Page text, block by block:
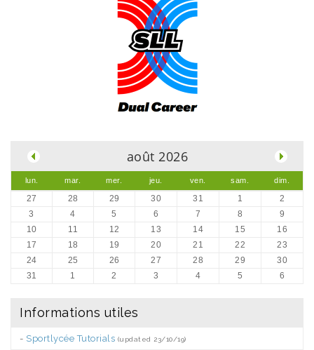
août 2026
lun. mar. mer. jeu. ven. sam. dim.
27 28 29 30 31 1
2
3
4 5 6 7 8
9
10
11 12 13 14 15
16
17
18 19 20 21 22
23
24
25 26 27 28 29
30
31
1 2 3 4 5 6
Informations utiles
- Sportlycée Tutorials (updated 23/10/19)